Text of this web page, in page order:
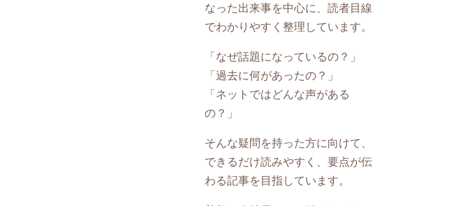
なった出来事を中心に、読者目線
でわかりやすく整理しています。
「なぜ話題になっているの？」
「過去に何があったの？」
「ネットではどんな声がある
の？」
そんな疑問を持った方に向けて、
できるだけ読みやすく、要点が伝
わる記事を目指しています。